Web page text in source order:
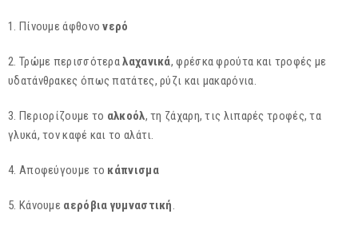
1. Πίνουμε άφθονονερό
2. Τρώμε περισσότεραλαχανικά, φρέσκα φρούτα και τροφές με
υδατάνθρακες όπως πατάτες, ρύζι και μακαρόνια.
3. Περιορίζουμε το αλκοόλ, τη ζάχαρη, τις λιπαρές τροφές, τα
γλυκά, τον καφέ και το αλάτι.
4. Αποφεύγουμε το κάπνισμα
5. Κάνουμε αερόβια γυμναστική.